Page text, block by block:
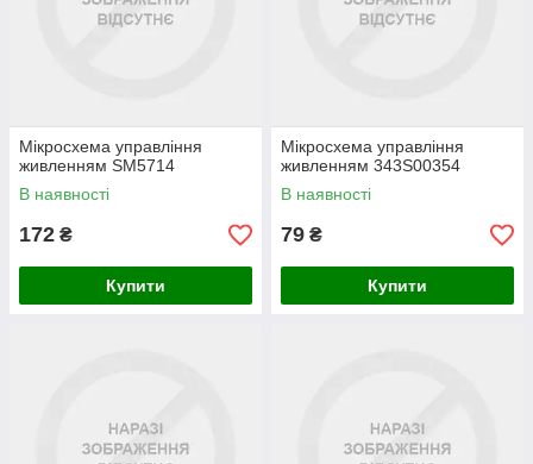
Мікросхема управління
живленням SM5714
В наявності
172 ₴
Купити
Мікросхема управління
живленням 343S00354
В наявності
79 ₴
Купити